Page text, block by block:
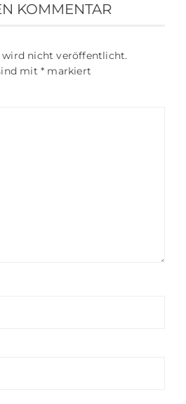
KOMMENTAR
wird nicht veröffentlicht.
mit * markiert